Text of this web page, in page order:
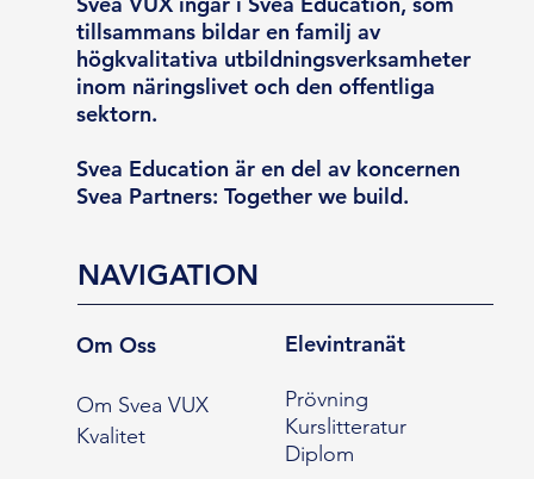
tillsammans bildar en familj av
högkvalitativa utbildningsverksamheter
inom näringslivet och den offentliga
sektorn.
Svea Education är en del av koncernen
Svea Partners: Together we build.
NAVIGATION
Om Oss
Om Svea VUX
Kvalitet
Elevintranät
Prövning
Kurslitteratur
Diplom